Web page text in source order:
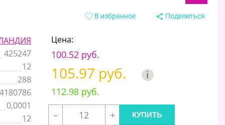
В избранное Поделиться
425247
12
288
0,0001
12
Цена:
100.52 руб.
105.97 руб. i
112.98 руб.
–
+